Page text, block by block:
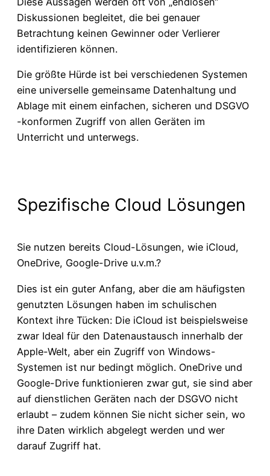
Diskussionen begleitet, die bei genauer
Betrachtung keinen Gewinner oder Verlierer
identifizieren können.
Die größte Hürde ist bei verschiedenen Systemen
eine universelle gemeinsame Datenhaltung und
Ablage mit einem einfachen, sicheren und DSGVO
-konformen Zugriff von allen Geräten im
Unterricht und unterwegs.
Spezifische Cloud Lösungen
Sie nutzen bereits Cloud-Lösungen, wie iCloud,
OneDrive, Google-Drive u.v.m.?
Dies ist ein guter Anfang, aber die am häufigsten
genutzten Lösungen haben im schulischen
Kontext ihre Tücken: Die iCloud ist beispielsweise
zwar Ideal für den Datenaustausch innerhalb der
Apple-Welt, aber ein Zugriff von Windows-
Systemen ist nur bedingt möglich. OneDrive und
Google-Drive funktionieren zwar gut, sie sind aber
auf dienstlichen Geräten nach der DSGVO nicht
erlaubt – zudem können Sie nicht sicher sein, wo
ihre Daten wirklich abgelegt werden und wer
darauf Zugriff hat.